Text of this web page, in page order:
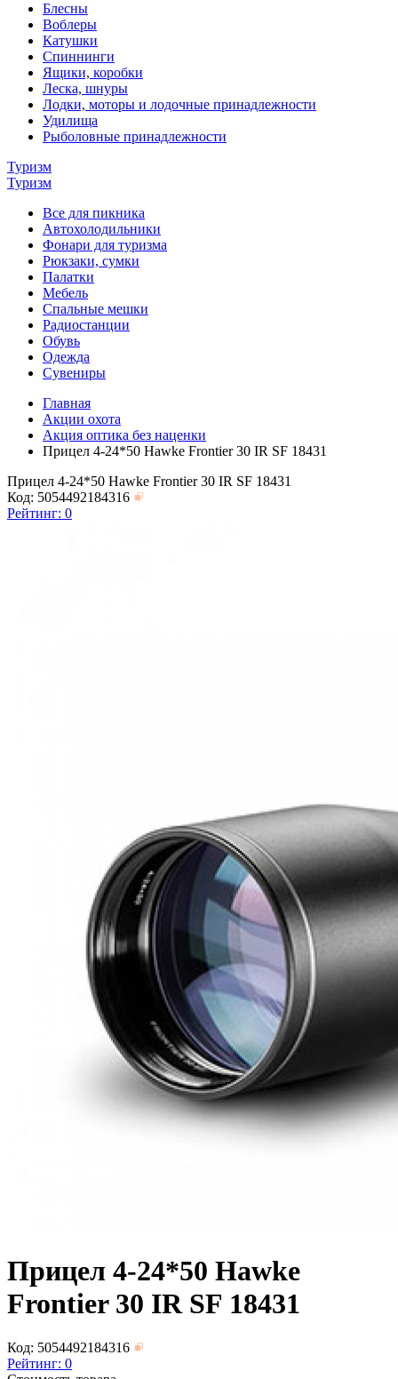
Блесны
Воблеры
Катушки
Спиннинги
Ящики, коробки
Леска, шнуры
Лодки, моторы и лодочные принадлежности
Удилища
Рыболовные принадлежности
Туризм
Туризм
Все для пикника
Автохолодильники
Фонари для туризма
Рюкзаки, сумки
Палатки
Мебель
Спальные мешки
Радиостанции
Обувь
Одежда
Сувениры
Главная
Акции охота
Акция оптика без наценки
Прицел 4-24*50 Hawke Frontier 30 IR SF 18431
Прицел 4-24*50 Hawke Frontier 30 IR SF 18431
Код: 5054492184316
Рейтинг: 0
Прицел 4-24*50 Hawke
Frontier 30 IR SF 18431
Код: 5054492184316
Рейтинг: 0